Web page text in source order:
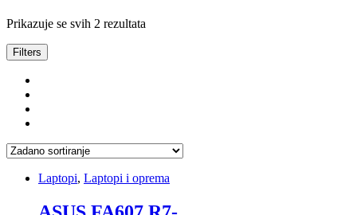
Prikazuje se svih 2 rezultata
Filters
Laptopi, Laptopi i oprema